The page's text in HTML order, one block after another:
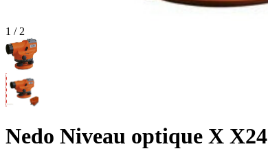
1 / 2
Nedo Niveau optique X X24